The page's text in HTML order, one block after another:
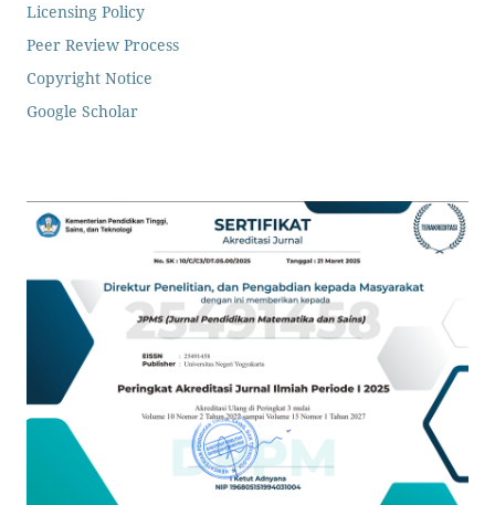
Licensing Policy
Peer Review Process
Copyright Notice
Google Scholar